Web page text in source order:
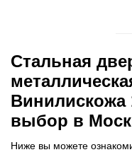
Стальная
Винилискожа
выбор в
Ниже вы можете